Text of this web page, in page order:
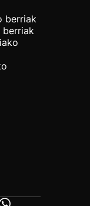
berriak
berriak